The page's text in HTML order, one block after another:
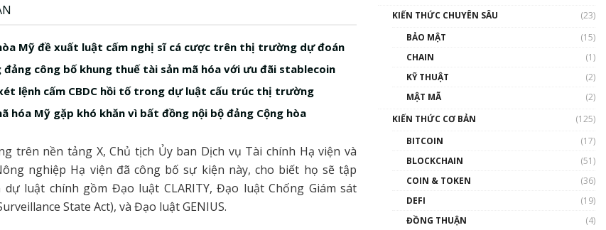
Mỹ đề xuất luật cấm nghị sĩ cá cược trên thị trường dự đoán
công bố khung thuế tài sản mã hóa với ưu đãi stablecoin
lệnh cấm CBDC hồi tố trong dự luật cấu trúc thị trường
hóa Mỹ gặp khó khăn vì bất đồng nội bộ đảng Cộng hòa
trên nền tảng X, Chủ tịch Ủy ban Dịch vụ Tài chính Hạ viện và
nghiệp Hạ viện đã công bố sự kiện này, cho biết họ sẽ tập
luật chính gồm Đạo luật CLARITY, Đạo luật Chống Giám sát
State Act), và Đạo luật GENIUS.
nhân vật ảnh hưởng nhất
hệ sinh thái tiền mã hoá |
Blockchain
Nhân sự tương lại ngành
Blockchain Việt Nam | Phổ
cập Blockchain
Blockchain đang được ứng
KIẾN THỨC CHUYÊN SÂU
(23)
BẢO MẬT
(15)
CHAIN
(1)
KỸ THUẬT
(2)
MẬT MÃ
(2)
KIẾN THỨC CƠ BẢN
(125)
BITCOIN
(17)
BLOCKCHAIN
(51)
COIN & TOKEN
(36)
DEFI
(19)
ĐỒNG THUẬN
(4)